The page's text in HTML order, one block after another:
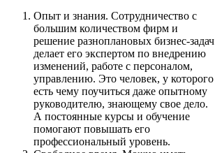
Опыт и знания. Сотрудничество с
большим количеством фирм и
решение разноплановых бизнес-задач
делает его экспертом по внедрению
изменений, работе с персоналом,
управлению. Это человек, у которого
есть чему поучиться даже опытному
руководителю, знающему свое дело.
А постоянные курсы и обучение
помогают повышать его
профессиональный уровень.